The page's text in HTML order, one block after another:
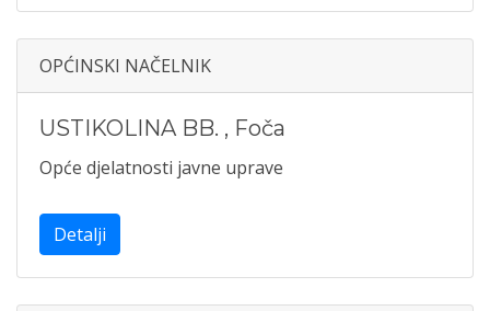
OPĆINSKI NAČELNIK
USTIKOLINA BB. , Foča
Opće djelatnosti javne uprave
Detalji